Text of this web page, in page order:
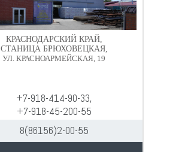
КРАСНОДАРСКИЙ КРАЙ,
СТАНИЦА БРЮХОВЕЦКАЯ,
УЛ. КРАСНОАРМЕЙСКАЯ, 19
+7-918-414-90-33,
+7-918-45-200-55
8(86156)2-00-55